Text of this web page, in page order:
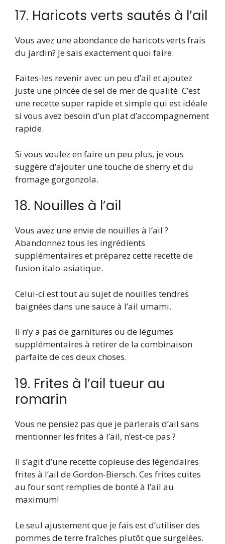
17. Haricots verts sautés à l’ail
Vous avez une abondance de haricots verts frais
du jardin? Je sais exactement quoi faire.
Faites-les revenir avec un peu d’ail et ajoutez
juste une pincée de sel de mer de qualité. C’est
une recette super rapide et simple qui est idéale
si vous avez besoin d’un plat d’accompagnement
rapide.
Si vous voulez en faire un peu plus, je vous
suggère d’ajouter une touche de sherry et du
fromage gorgonzola.
18. Nouilles à l’ail
Vous avez une envie de nouilles à l’ail ?
Abandonnez tous les ingrédients
supplémentaires et préparez cette recette de
fusion italo-asiatique.
Celui-ci est tout au sujet de nouilles tendres
baignées dans une sauce à l’ail umami.
Il n’y a pas de garnitures ou de légumes
supplémentaires à retirer de la combinaison
parfaite de ces deux choses.
19. Frites à l’ail tueur au
romarin
Vous ne pensiez pas que je parlerais d’ail sans
mentionner les frites à l’ail, n’est-ce pas ?
Il s’agit d’une recette copieuse des légendaires
frites à l’ail de Gordon-Biersch. Ces frites cuites
au four sont remplies de bonté à l’ail au
maximum!
Le seul ajustement que je fais est d’utiliser des
pommes de terre fraîches plutôt que surgelées.